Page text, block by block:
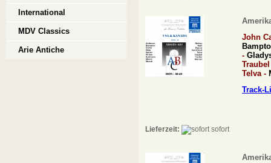
John
-
Telva -
Track-
Lieferzeit: sofort
International
MDV Classics
Arie Antiche